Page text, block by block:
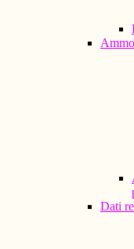
Dati